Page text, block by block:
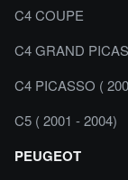
C4 COUPE
C4 GRAND
C4 PICASSO (
C5 ( 2001 - 2004)
PEUGEOT